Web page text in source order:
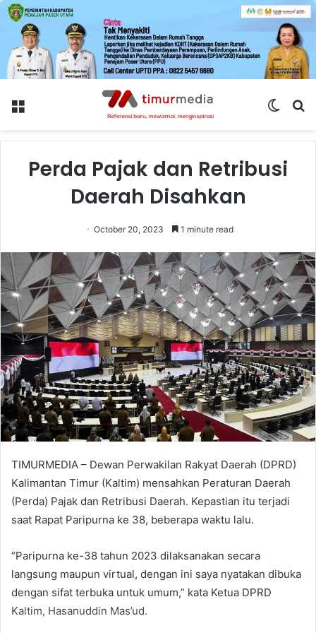
Menu
Switch
Perda Pajak dan Retribusi
Daerah Disahkan
October 20, 2023 1 minute read
TIMURMEDIA – Dewan Perwakilan Rakyat Daerah (DPRD)
Kalimantan Timur (Kaltim) mensahkan Peraturan Daerah
(Perda) Pajak dan Retribusi Daerah. Kepastian itu terjadi
saat Rapat Paripurna ke 38, beberapa waktu lalu.
“Paripurna ke-38 tahun 2023 dilaksanakan secara
langsung maupun virtual, dengan ini saya nyatakan dibuka
dengan sifat terbuka untuk umum,” kata Ketua DPRD
Kaltim, Hasanuddin Mas’ud.